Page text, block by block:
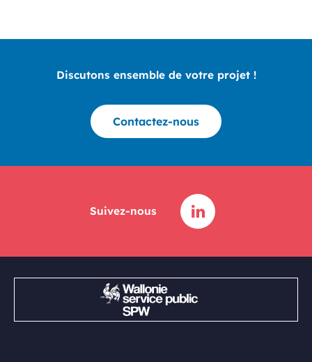
Discutons ensemble de votre projet !
Contactez-nous
Suivez-nous